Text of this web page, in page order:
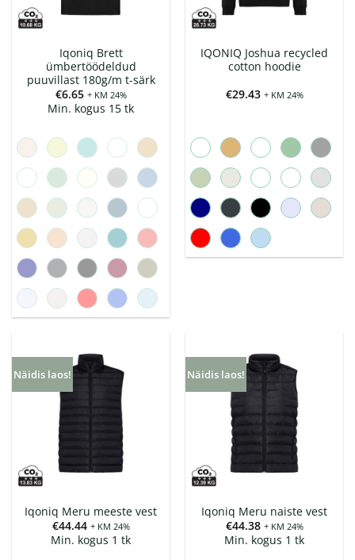
Iqoniq Brett
ümbertöödeldud
puuvillast 180g/m t-särk
€6.65 + KM 24%
Min. kogus 15 tk
IQONIQ Joshua recycled
cotton hoodie
€29.43 + KM 24%
Näidis laos!
Iqoniq Meru meeste vest
€44.44 + KM 24%
Min. kogus 1 tk
Näidis laos!
Iqoniq Meru naiste vest
€44.38 + KM 24%
Min. kogus 1 tk